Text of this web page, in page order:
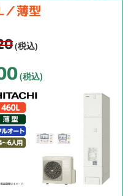
薄型
(税込)
(税込)